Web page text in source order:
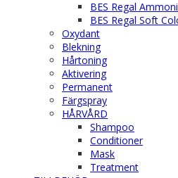
BES Regal
BES Regal Soft
Oxydant
Blekning
Hårtoning
Aktivering
Permanent
Färgspray
HÅRVÅRD
Shampoo
Conditioner
Mask
Treatment